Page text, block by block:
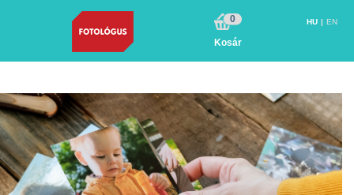
0
Kosár
HU EN